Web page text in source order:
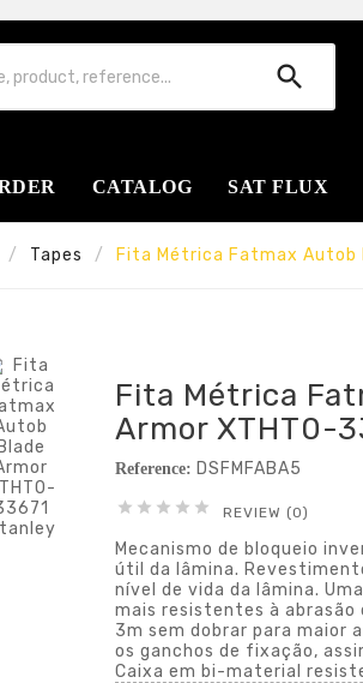

CATALOG SAT FLUX
Tapes Fita Métrica Fatmax Autob
Fita Métrica
Armor XTHT0-
Reference: DSFMFABA5
     REVIEW (0)
Mecanismo de bloqueio
útil da lâmina.
nível de vida da lâmina.
mais resistentes à abrasão
3m sem dobrar para maior
os ganchos de fixação,
Caixa em bi-material